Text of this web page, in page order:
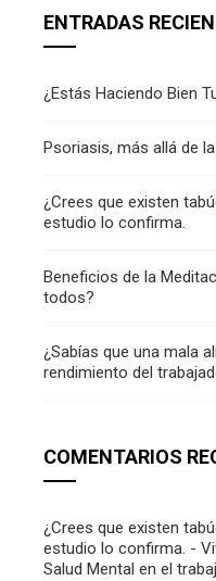
ENTRADAS
¿Estás Haciendo Bien
Psoriasis, más allá de la
¿Crees que existen
estudio lo confirma.
Beneficios de la
todos?
¿Sabías que una mala
rendimiento del
COMENTARIOS
¿Crees que existen
estudio lo confirma. -
Salud Mental en el